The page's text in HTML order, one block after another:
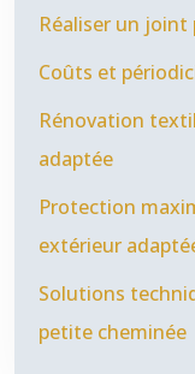
Réaliser un
Coûts et
Rénovation
adaptée
Protection
extérieur
Solutions
petite cheminée